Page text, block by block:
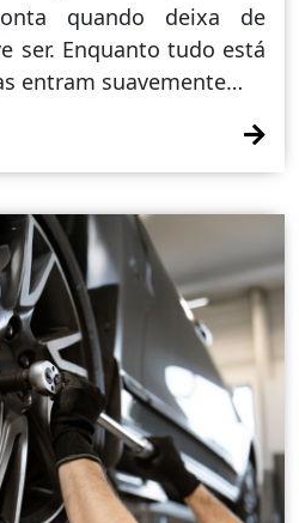
quando deixa de
ser. Enquanto tudo está
entram suavemente…